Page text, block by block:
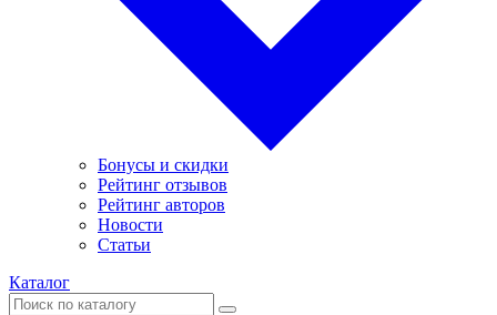
Бонусы и скидки
Рейтинг отзывов
Рейтинг авторов
Новости
Статьи
Каталог